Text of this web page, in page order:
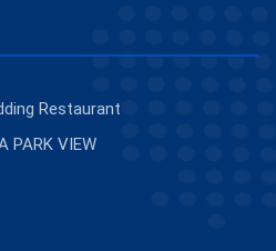
Restaurant
PARK VIEW